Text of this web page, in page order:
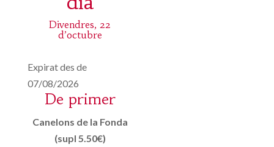
Divendres, 22
d’octubre
Expirat des de
07/08/2026
De primer
Canelons de la Fonda
(supl 5.50€)